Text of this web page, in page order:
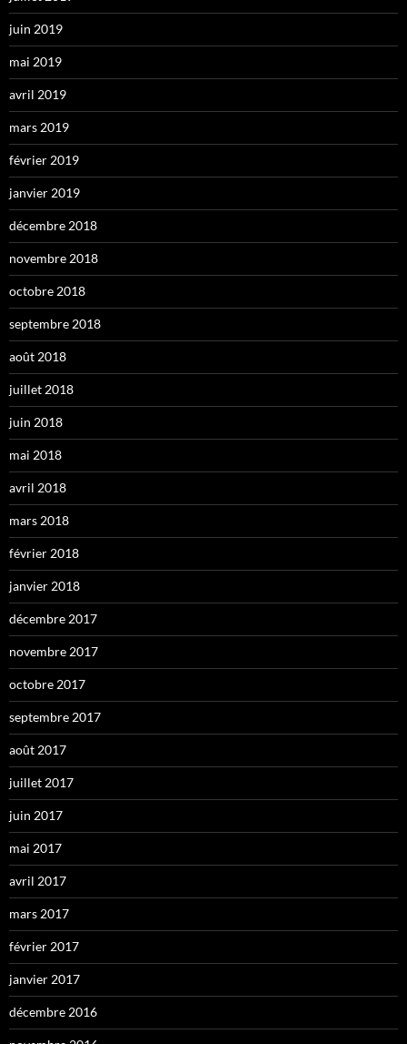
juin 2019
mai 2019
avril 2019
mars 2019
février 2019
janvier 2019
décembre 2018
novembre 2018
octobre 2018
septembre 2018
août 2018
juillet 2018
juin 2018
mai 2018
avril 2018
mars 2018
février 2018
janvier 2018
décembre 2017
novembre 2017
octobre 2017
septembre 2017
août 2017
juillet 2017
juin 2017
mai 2017
avril 2017
mars 2017
février 2017
janvier 2017
décembre 2016